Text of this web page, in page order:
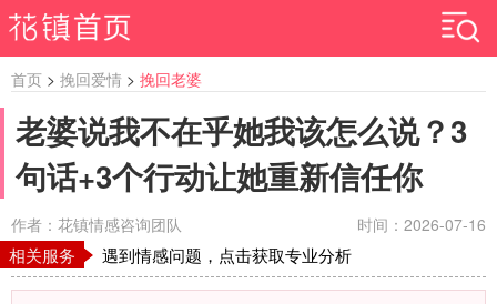
首页 > 挽回爱情 > 挽回老婆
老婆说我不在乎她我该怎么说？3
句话+3个行动让她重新信任你
作者：花镇情感咨询团队 时间：2026-07-16
相关服务 遇到情感问题，点击获取专业分析